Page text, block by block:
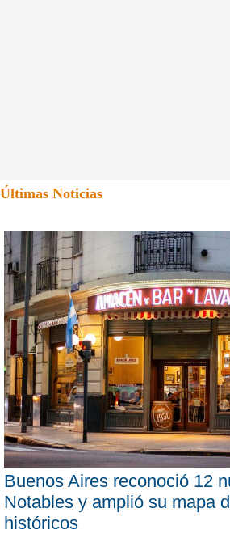
Últimas Noticias
Buenos Aires reconoció 12
Notables y amplió su mapa
históricos